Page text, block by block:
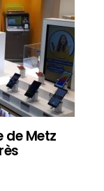
de Metz